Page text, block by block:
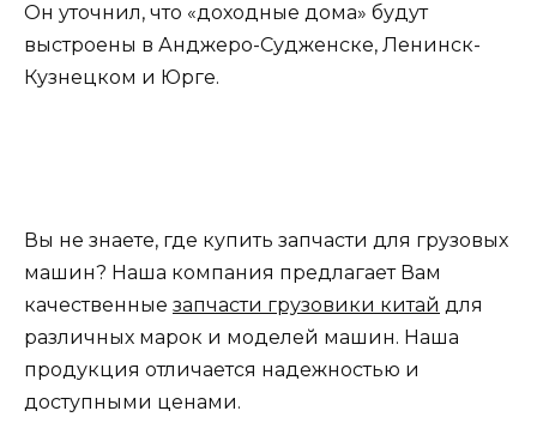
Он уточнил, что «доходные дома» будут
выстроены в Анджеро-Судженске, Ленинск-
Кузнецком и Юрге.
Вы не знаете, где купить запчасти для грузовых
машин? Наша компания предлагает Вам
качественные запчасти грузовики китай для
различных марок и моделей машин. Наша
продукция отличается надежностью и
доступными ценами.